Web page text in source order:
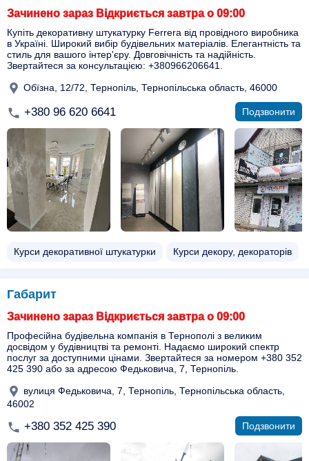
Зачинено зараз Відкриється завтра о 09:00
Купіть декоративну штукатурку Ferrera від провідного виробника
в Україні. Широкий вибір будівельних матеріалів. Елегантність та
стиль для вашого інтер'єру. Довговічність та надійність.
Звертайтеся за консультацією: +380966206641.
Обїзна, 12/72, Тернопіль, Тернопільська область, 46000
+380 96 620 6641 Подзвонити
Курси декоративної штукатурки Курси декору, декораторів
Габарит
Зачинено зараз Відкриється завтра о 09:00
Професійна будівельна компанія в Тернополі з великим
досвідом у будівництві та ремонті. Надаємо широкий спектр
послуг за доступними цінами. Звертайтеся за номером +380 352
425 390 або за адресою Федьковича, 7, Тернопіль.
вулиця Федьковича, 7, Тернопіль, Тернопільська область,
46002
+380 352 425 390 Подзвонити